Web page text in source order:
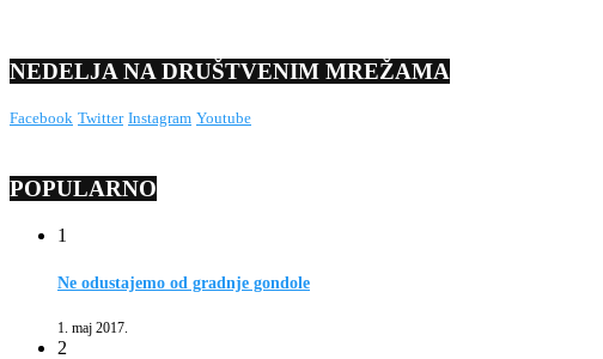
NEDELJA NA DRUŠTVENIM MREŽAMA
Facebook Twitter Instagram Youtube
POPULARNO
1
Ne odustajemo od gradnje gondole
1. maj 2017.
2